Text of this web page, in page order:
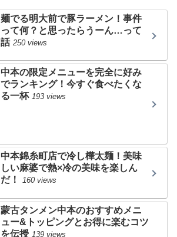
麺でる明大前で豚ラーメン！事件
って何？と思ったらうーん…って
話 250 views
中本の限定メニューを完全に好み
でランキング！今すぐ食べたくな
る一杯 193 views
中本錦糸町店で冷し樺太麺！美味
しい麻婆で熱×冷の美味を楽しん
だ！
160 views
蒙古タンメン中本のおすすめメニ
ュー&トッピングとお得に楽むコツ
を伝授 139 views